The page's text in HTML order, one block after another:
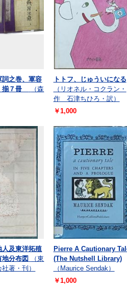
詞之巻、軍容
７冊
（森
トトフ、じゅういになる
（リオネル・コクラン・
作 石津ちひろ・訳）
￥1,000
人及東洋拓殖
地分布図
（東
著・刊）
Pierre A Cautionary
(The Nutshell Library)
（Maurice Sendak）
￥1,000